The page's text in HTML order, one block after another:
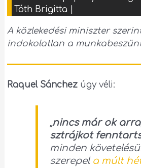
Tóth Brigitta
A közlekedési miniszter
indokolatlan a
Raquel Sánchez úgy véli:
„nincs már ok
sztrájkot
minden
szerepel a múlt